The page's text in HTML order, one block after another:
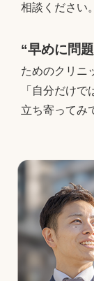
相談ください。
“早めに問
ためのクリニ
「自分だけ
立ち寄ってみ